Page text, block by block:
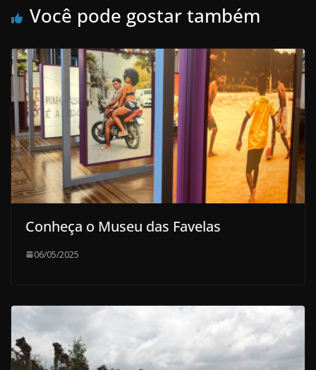
Você pode gostar também
Conheça o Museu das Favelas
06/05/2025